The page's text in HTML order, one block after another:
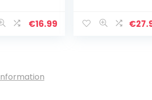
mouw€16.99
Jurk Kids
€